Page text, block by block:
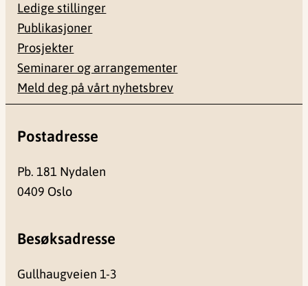
Ledige stillinger
Publikasjoner
Prosjekter
Seminarer og arrangementer
Meld deg på vårt nyhetsbrev
Postadresse
Pb. 181 Nydalen
0409 Oslo
Besøksadresse
Gullhaugveien 1-3